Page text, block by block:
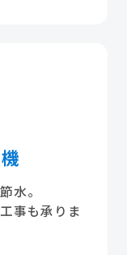
水。
事も承りま